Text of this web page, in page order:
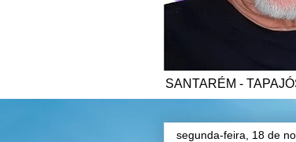
SANTARÉM -
segunda-feira, 18 de